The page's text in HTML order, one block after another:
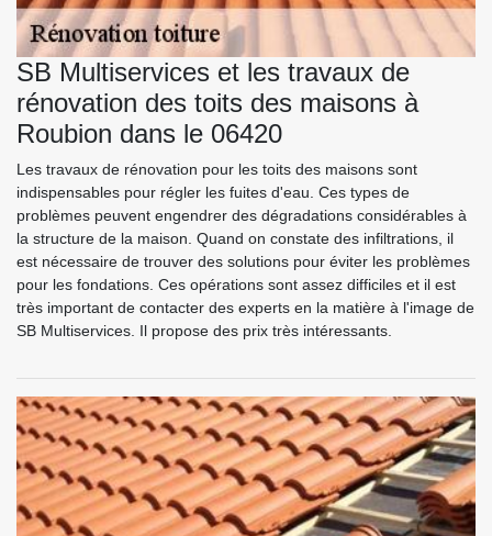
SB Multiservices et les travaux de
rénovation des toits des maisons à
Roubion dans le 06420
Les travaux de rénovation pour les toits des maisons sont
indispensables pour régler les fuites d'eau. Ces types de
problèmes peuvent engendrer des dégradations considérables à
la structure de la maison. Quand on constate des infiltrations, il
est nécessaire de trouver des solutions pour éviter les problèmes
pour les fondations. Ces opérations sont assez difficiles et il est
très important de contacter des experts en la matière à l'image de
SB Multiservices. Il propose des prix très intéressants.